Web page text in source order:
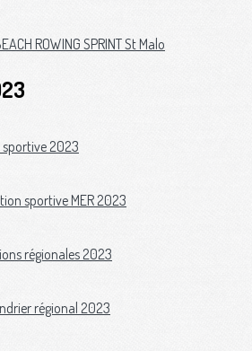
ROWING SPRINT St Malo
2023
sportive MER 2023
régionales 2023
régional 2023